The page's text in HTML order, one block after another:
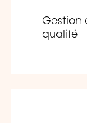
Gestion
qualité